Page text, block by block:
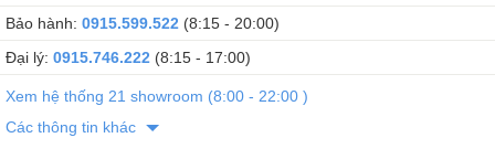
Bảo hành: 0915.599.522 (8:15 - 20:00)
Đại lý: 0915.746.222 (8:15 - 17:00)
Xem hệ thống 21 showroom (8:00 - 22:00 )
Các thông tin khác